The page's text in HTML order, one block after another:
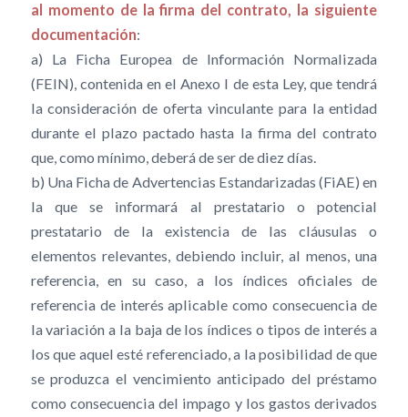
al momento de la firma del contrato, la siguiente
documentación:
a) La Ficha Europea de Información Normalizada
(FEIN), contenida en el Anexo I de esta Ley, que tendrá
la consideración de oferta vinculante para la entidad
durante el plazo pactado hasta la firma del contrato
que, como mínimo, deberá de ser de diez días.
b) Una Ficha de Advertencias Estandarizadas (FiAE) en
la que se informará al prestatario o potencial
prestatario de la existencia de las cláusulas o
elementos relevantes, debiendo incluir, al menos, una
referencia, en su caso, a los índices oficiales de
referencia de interés aplicable como consecuencia de
la variación a la baja de los índices o tipos de interés a
los que aquel esté referenciado, a la posibilidad de que
se produzca el vencimiento anticipado del préstamo
como consecuencia del impago y los gastos derivados